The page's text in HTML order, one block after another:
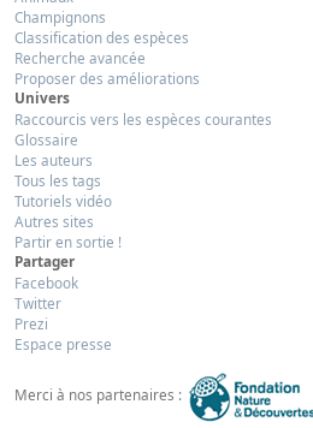
Champignons
Classification des espèces
Recherche avancée
Proposer des améliorations
Univers
Raccourcis vers les espèces courantes
Glossaire
Les auteurs
Tous les tags
Tutoriels vidéo
Autres sites
Partir en sortie !
Partager
Facebook
Twitter
Prezi
Espace presse
Merci à nos partenaires :